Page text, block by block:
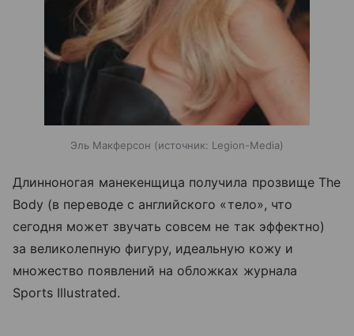
Эль Макферсон источник: Legion-Media
Длинноногая манекенщица получила прозвище The
Body (в переводе с английского «тело», что
сегодня может звучать совсем не так эффектно)
за великолепную фигуру, идеальную кожу и
множество появлений на обложках журнала
Sports Illustrated.